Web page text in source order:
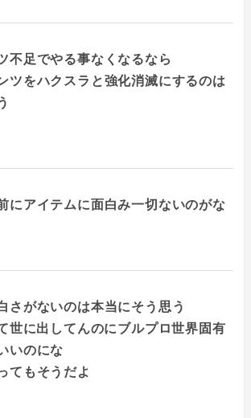
不足でやる事なくなるなら
ツをハクスラと強化消滅にするのは
にアイテムに面白み一切ないのがな
さがないのは本当にそう思う
世に出してんのにブルプロ世界固有
いのにな
てもそうだよ